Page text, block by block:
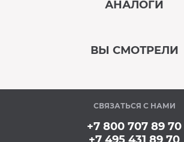
АНАЛОГИ
ВЫ СМОТРЕЛИ
В
СВЯЗАТЬСЯ С НАМИ
+7 800 707 89 70